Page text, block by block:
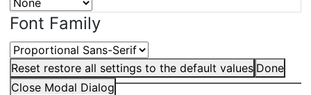
Font Family
Reset restore all settings to the default values Done
Close Modal Dialog
Сюжеты: